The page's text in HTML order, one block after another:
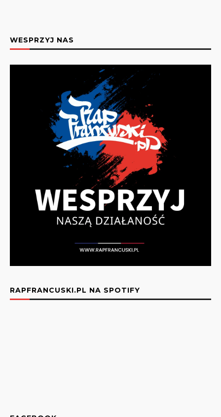
WESPRZYJ NAS
RAPFRANCUSKI.PL NA SPOTIFY